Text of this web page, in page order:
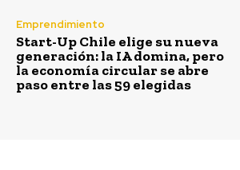
Emprendimiento
Start-Up Chile elige su nueva
generación: la IA domina, pero
la economía circular se abre
paso entre las 59 elegidas